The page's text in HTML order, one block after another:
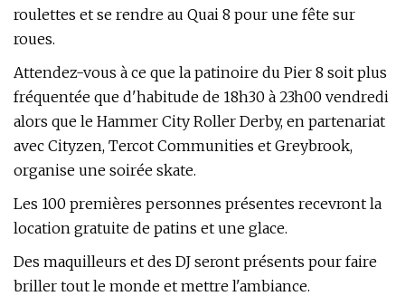
roulettes et se rendre au Quai 8 pour une fête sur
roues.
Attendez-vous à ce que la patinoire du Pier 8 soit plus
fréquentée que d'habitude de 18h30 à 23h00 vendredi
alors que le Hammer City Roller Derby, en partenariat
avec Cityzen, Tercot Communities et Greybrook,
organise une soirée skate.
Les 100 premières personnes présentes recevront la
location gratuite de patins et une glace.
Des maquilleurs et des DJ seront présents pour faire
briller tout le monde et mettre l'ambiance.